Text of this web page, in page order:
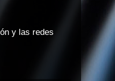
y las redes